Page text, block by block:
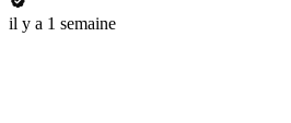
il y a 1 semaine